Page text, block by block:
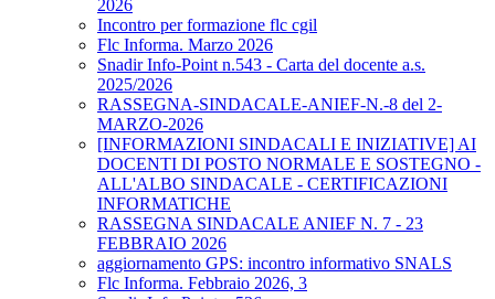
2026
Incontro per formazione flc cgil
Flc Informa. Marzo 2026
Snadir Info-Point n.543 - Carta del docente a.s.
2025/2026
RASSEGNA-SINDACALE-ANIEF-N.-8 del 2-
MARZO-2026
[INFORMAZIONI SINDACALI E INIZIATIVE] AI
DOCENTI DI POSTO NORMALE E SOSTEGNO -
ALL'ALBO SINDACALE - CERTIFICAZIONI
INFORMATICHE
RASSEGNA SINDACALE ANIEF N. 7 - 23
FEBBRAIO 2026
aggiornamento GPS: incontro informativo SNALS
Flc Informa. Febbraio 2026, 3